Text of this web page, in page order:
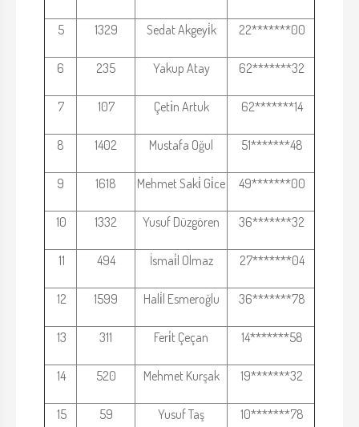
5 1329 Sedat Akgeyi̇k 22*******00
6 235 Yakup Atay 62*******32
7 107 Çetı̇n Artuk 62*******14
8 1402 Mustafa Oğul 51*******48
9 1618 Mehmet Saki̇ Gi̇ce 49*******00
10 1332 Yusuf Düzgören 36*******32
11 494 İsmai̇l Olmaz 27*******04
12 1599 Hali̇l Esmeroğlu 36*******78
13 311 Feri̇t Çeçan 14*******58
14 520 Mehmet Kurşak 19*******32
15 59 Yusuf Taş 10*******78